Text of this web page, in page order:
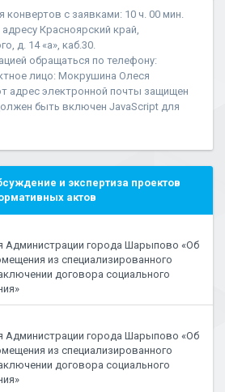
конвертов с заявками: 10 ч. 00 мин.
адресу Красноярский край,
д. 14 «а», каб.30.
обращаться по телефону:
лицо: Мокрушина Олеся
адрес электронной почты защищен
быть включен JavaScript для
и экспертиза проектов
актов
Администрации города Шарыпово «Об
из специализированного
договора социального
Администрации города Шарыпово «Об
из специализированного
договора социального